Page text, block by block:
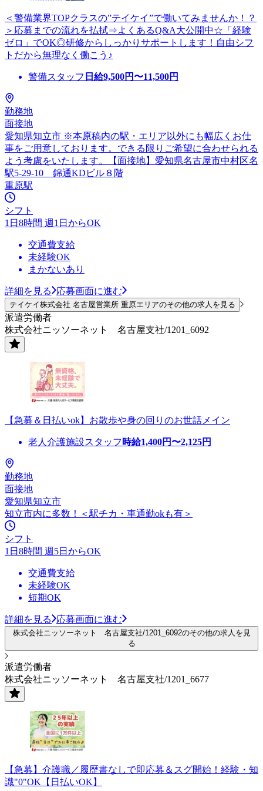
＜警備業界TOPクラスの”テイケイ”で働いてみませんか！？
＞応募までの流れを払拭⇒よくあるQ&A大公開中☆「経験
ゼロ」でOK◎研修からしっかりサポートします！自由シフ
トだから無理なく働こう♪
警備スタッフ 日給9,500円〜11,500円
勤務地
面接地
愛知県知立市 ※本原稿内の駅・エリア以外にも幅広くお仕
事をご用意しております。できる限りご希望に合わせられる
よう考慮をいたします。【面接地】愛知県名古屋市中村区名
駅5-29-10 錦通KDビル８階
重原駅
シフト
1日8時間 週1日からOK
交通費支給
未経験OK
まかないあり
詳細を見る 応募画面に進む
テイケイ株式会社 名古屋営業所 重原エリアのその他の求人を見る
派遣労働者
株式会社ニッソーネット 名古屋支社/1201_6092
【急募＆日払いok】お散歩や身の回りのお世話メイン
老人介護施設スタッフ 時給1,400円〜2,125円
勤務地
面接地
愛知県知立市
知立市内に多数！＜駅チカ・車通勤okも有＞
シフト
1日8時間 週5日からOK
交通費支給
未経験OK
短期OK
詳細を見る 応募画面に進む
株式会社ニッソーネット 名古屋支社/1201_6092のその他の求人を見
る
派遣労働者
株式会社ニッソーネット 名古屋支社/1201_6677
【急募】介護職／履歴書なしで即応募＆スグ開始！経験・知
識"0"OK【日払いOK】